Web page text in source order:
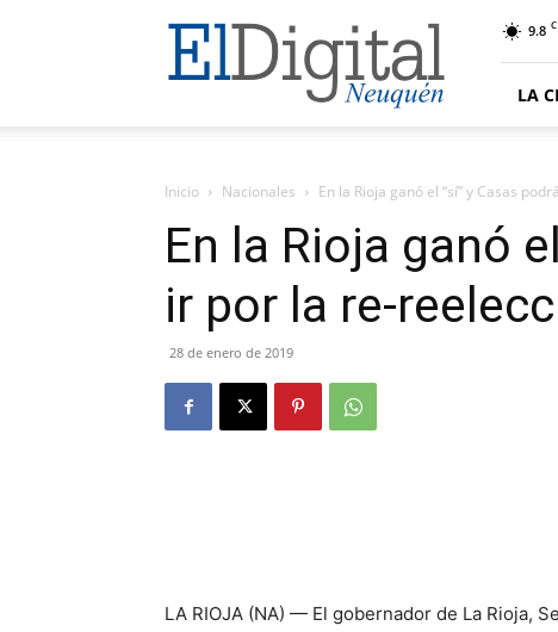
El
Digital
Neuquen
9.8 C
LA
Inicio Nacionales En la Rioja ganó el “sí” y Casas
En la Rioja ganó
ir por la re-
28 de enero de 2019
LA RIOJA (NA) — El gobernador de La Rioja,